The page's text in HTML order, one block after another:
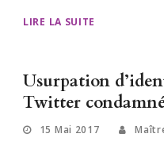
LIRE LA SUITE
Usurpation
Twitter
15 Mai 2017